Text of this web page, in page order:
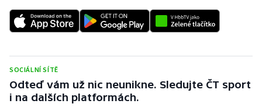
SOCIÁLNÍ SÍTĚ
Odteď vám už nic neunikne. Sledujte ČT sport
i na dalších platformách.